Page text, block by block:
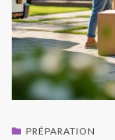
PRÉPARATION